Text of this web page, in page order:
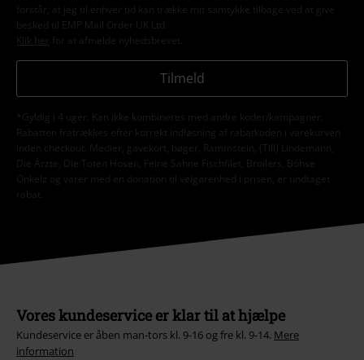
forstår, at jeg til enhver tid kan trække mit samtykke tilbage ved at give
besked til EMP Mail Order UK Ltd.
Klik her
for at afmelde nyhedsbrevet.
Tilmeld
*Gyldig i 4 uger. Kan ikke kombineres med andre koder/kampagner.
Rabatten fratrækkes efter korrekt indløsning af rabatkoden i varekurven
inden checkout. Medier, gavekort, bøger, Rammstein, (Till) Lindemann,
Die Ärzte, Die Toten Hosen, Feine Sahne Fischfilet, Broilers, Böhse
Onkelz og varer med en donation til velgørenhed i prisen, er undtaget
rabat.
Vores kundeservice er klar til at hjælpe
Kundeservice er åben man-tors kl. 9-16 og fre kl. 9-14. Mere
information